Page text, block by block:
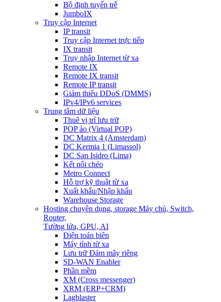
Bộ định tuyến trễ
JumboIX
Truy cập Internet
IP transit
Truy cập Internet trực tiếp
IX transit
Truy nhập Internet từ xa
Remote IX
Remote IX transit
Remote IP transit
Giảm thiểu DDoS (DMMS)
IPv4/IPv6 services
Trung tâm dữ liệu
Thuê vị trí lưu trữ
POP ảo (Virtual POP)
DC Matrix 4 (Amsterdam)
DC Kermia 1 (Limassol)
DC San Isidro (Lima)
Kết nối chéo
Metro Connect
Hỗ trợ kỹ thuật từ xa
Xuất khẩu/Nhập khẩu
Warehouse Storage
Hosting chuyên dụng, storage Máy chủ, Switch,
Router,
Tường lửa, GPU, AI
Điện toán biên
Máy tính từ xa
Lưu trữ Đám mây riêng
SD-WAN Enabler
Phần mềm
XM (Cross messenger)
XRM (ERP+CRM)
Lagblaster